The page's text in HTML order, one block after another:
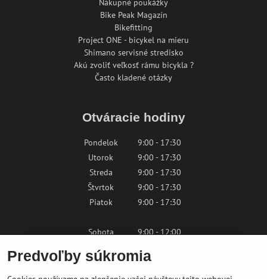
Nákupné poukážky
Bike Peak Magazín
Bikefitting
Project ONE - bicykel na mieru
Shimano servisné stredisko
Akú zvoliť veľkosť rámu bicykla ?
Často kladené otázky
Otváracie hodiny
Pondelok
9:00 - 17:30
Utorok
9:00 - 17:30
Streda
9:00 - 17:30
Štvrtok
9:00 - 17:30
Piatok
9:00 - 17:30
Sobota
9:00 - 12:00
Predvoľby súkromia